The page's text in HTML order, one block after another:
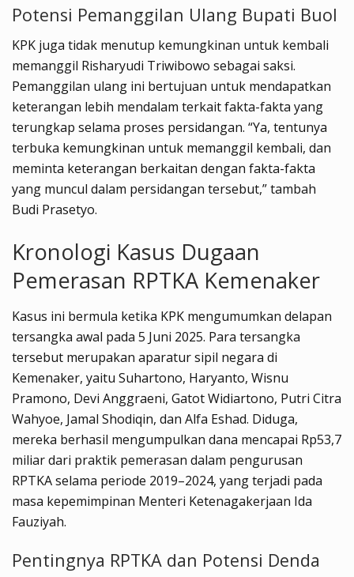
Potensi Pemanggilan Ulang Bupati Buol
KPK juga tidak menutup kemungkinan untuk kembali
memanggil Risharyudi Triwibowo sebagai saksi.
Pemanggilan ulang ini bertujuan untuk mendapatkan
keterangan lebih mendalam terkait fakta-fakta yang
terungkap selama proses persidangan. “Ya, tentunya
terbuka kemungkinan untuk memanggil kembali, dan
meminta keterangan berkaitan dengan fakta-fakta
yang muncul dalam persidangan tersebut,” tambah
Budi Prasetyo.
Kronologi Kasus Dugaan
Pemerasan RPTKA Kemenaker
Kasus ini bermula ketika KPK mengumumkan delapan
tersangka awal pada 5 Juni 2025. Para tersangka
tersebut merupakan aparatur sipil negara di
Kemenaker, yaitu Suhartono, Haryanto, Wisnu
Pramono, Devi Anggraeni, Gatot Widiartono, Putri Citra
Wahyoe, Jamal Shodiqin, dan Alfa Eshad. Diduga,
mereka berhasil mengumpulkan dana mencapai Rp53,7
miliar dari praktik pemerasan dalam pengurusan
RPTKA selama periode 2019–2024, yang terjadi pada
masa kepemimpinan Menteri Ketenagakerjaan Ida
Fauziyah.
Pentingnya RPTKA dan Potensi Denda